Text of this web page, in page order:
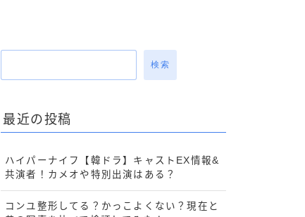
検索
最近の投稿
ハイパーナイフ【韓ドラ】キャストEX情報&
共演者！カメオや特別出演はある？
コンユ整形してる？かっこよくない？現在と